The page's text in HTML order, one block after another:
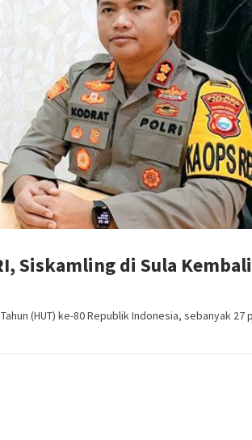
Siskamling di Sula
(HUT) ke-80 Republik Indonesia, sebanyak 27